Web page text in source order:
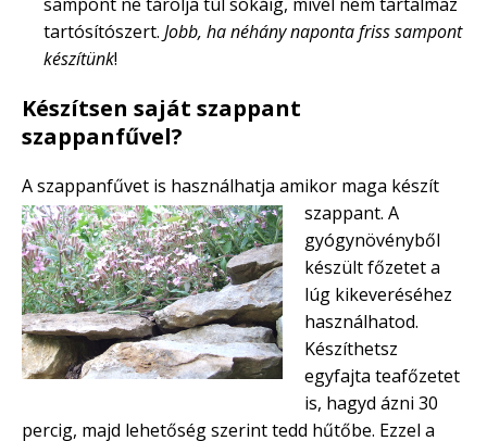
tartósítószert. Jobb, ha néhány naponta friss sampont
készítünk!
Készítsen saját szappant
szappanfűvel?
A szappanfűvet is használhatja amikor maga készít
szappant. A
gyógynövényből
készült főzetet a
lúg kikeveréséhez
használhatod.
Készíthetsz
egyfajta teafőzetet
is, hagyd ázni 30
percig, majd lehetőség szerint tedd hűtőbe. Ezzel a